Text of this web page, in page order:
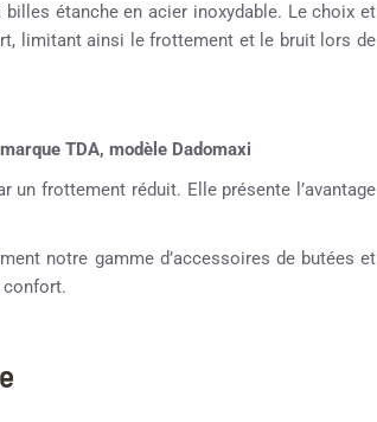
étanche en acier inoxydable. Le choix et
limitant ainsi le frottement et le bruit lors de
TDA, modèle Dadomaxi
frottement réduit. Elle présente l’avantage
notre gamme d’accessoires de butées et
confort.